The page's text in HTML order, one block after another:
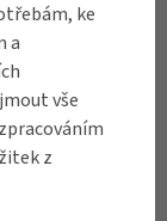
KOŠÍKU
ke
a
vše
z